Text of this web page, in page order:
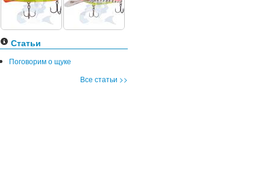
Статьи
Поговорим о щуке
Все статьи >>